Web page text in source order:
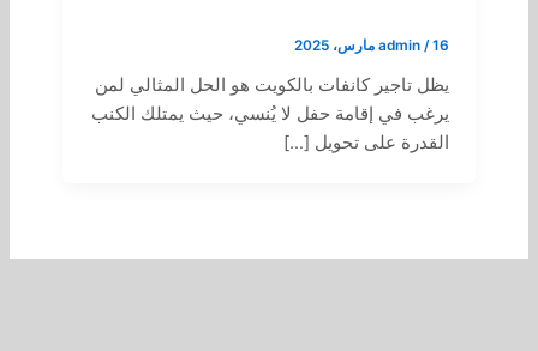
admin /16 مارس، 2025
يظل تاجير كانفات بالكويت هو الحل المثالي لمن
يرغب في إقامة حفل لا يُنسي، حيث يمتلك الكنب
القدرة على تحويل […]